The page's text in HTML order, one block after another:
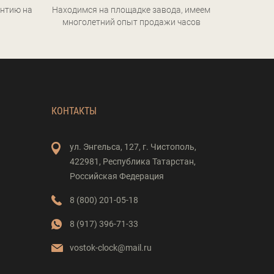
на
Находимся на площадке завода, имеем
многолетний опыт продажи часов
КОНТАКТЫ
ул. Энгельса, 127, г. Чистополь,
422981, Республика Татарстан,
Российская Федерация
8 (800) 201-05-18
8 (917) 396-71-33
vostok-clock@mail.ru